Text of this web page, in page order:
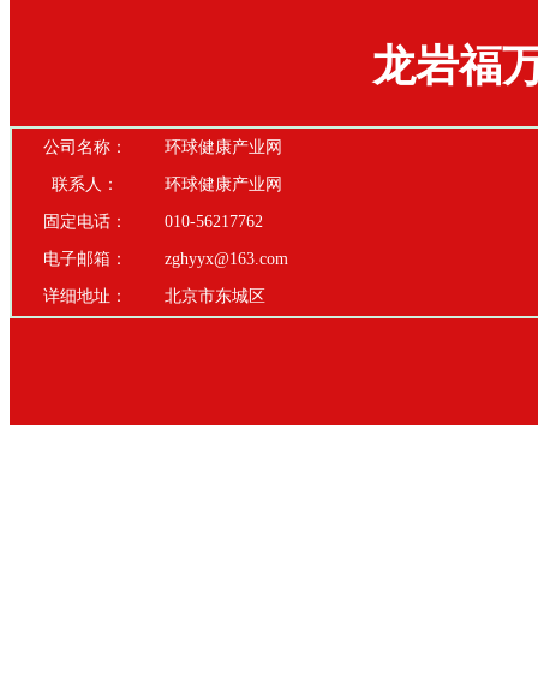
龙岩福
公司名称： 环球健康产业网
联系人： 环球健康产业网
固定电话： 010-56217762
电子邮箱： zghyyx@163.com
详细地址： 北京市东城区